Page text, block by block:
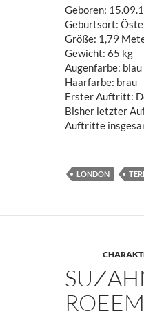
Geboren:
Geburtsort:
Größe: 1,79
Gewicht: 65 kg
Augenfarbe: blau
Haarfarbe: brau
Erster Auftritt:
Bisher letzter
Auftritte
LONDON